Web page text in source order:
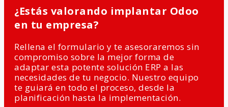
¿Estás valorando implantar Odoo
en tu empresa?
Rellena el formulario y te asesoraremos sin
compromiso sobre la mejor forma de
adaptar esta potente solución ERP a las
necesidades de tu negocio. Nuestro equipo
te guiará en todo el proceso, desde la
planificación hasta la implementación.